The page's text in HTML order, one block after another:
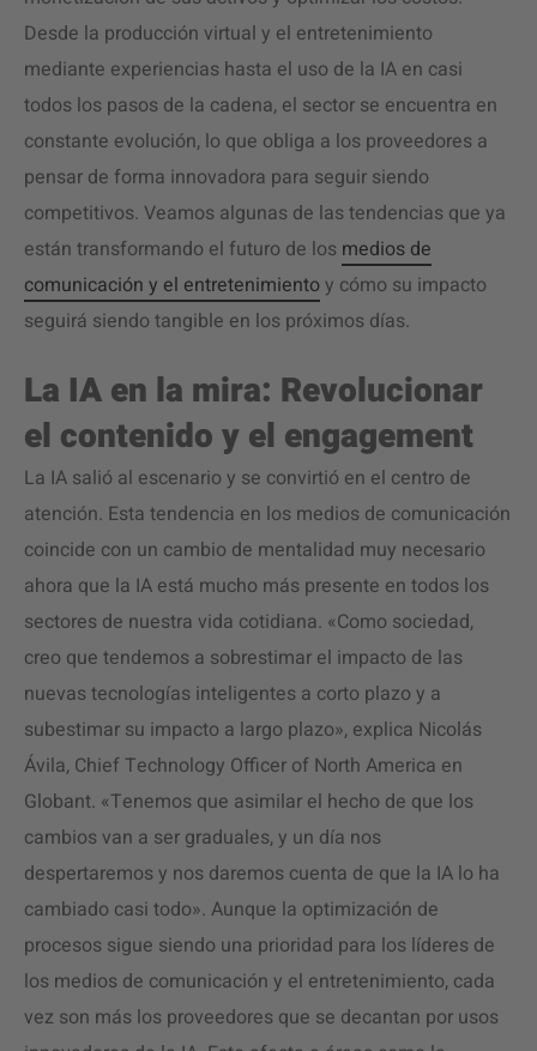
Desde la producción virtual y el entretenimiento
mediante experiencias hasta el uso de la IA en casi
todos los pasos de la cadena, el sector se encuentra en
constante evolución, lo que obliga a los proveedores a
pensar de forma innovadora para seguir siendo
competitivos. Veamos algunas de las tendencias que ya
están transformando el futuro de los medios de
comunicación y el entretenimientoy cómo su impacto
seguirá siendo tangible en los próximos días.
La IA en la mira: Revolucionar
el contenido y el engagement
La IA salió al escenario y se convirtió en el centro de
atención. Esta tendencia en los medios de comunicación
coincide con un cambio de mentalidad muy necesario
ahora que la IA está mucho más presente en todos los
sectores de nuestra vida cotidiana. «Como sociedad,
creo que tendemos a sobrestimar el impacto de las
nuevas tecnologías inteligentes a corto plazo y a
subestimar su impacto a largo plazo», explica Nicolás
Ávila, Chief Technology Officer of North America en
Globant. «Tenemos que asimilar el hecho de que los
cambios van a ser graduales, y un día nos
despertaremos y nos daremos cuenta de que la IA lo ha
cambiado casi todo». Aunque la optimización de
procesos sigue siendo una prioridad para los líderes de
los medios de comunicación y el entretenimiento, cada
vez son más los proveedores que se decantan por usos